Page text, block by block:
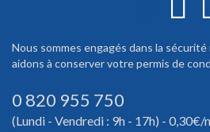
Nous sommes engagés dans la
aidons à conserver votre permis de
0 820 955 750
(Lundi - Vendredi : 9h - 17h) -